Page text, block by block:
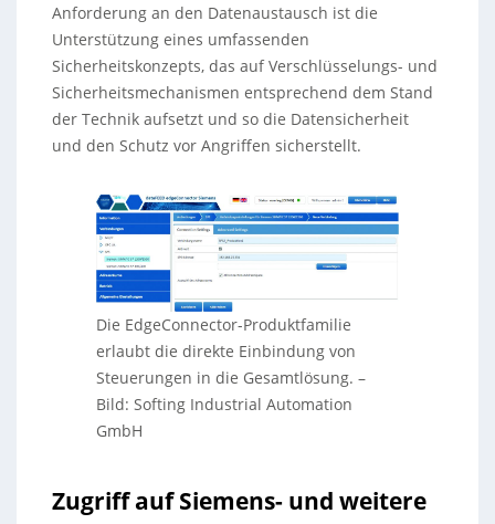
Anforderung an den Datenaustausch ist die
Unterstützung eines umfassenden
Sicherheitskonzepts, das auf Verschlüsselungs- und
Sicherheitsmechanismen entsprechend dem Stand
der Technik aufsetzt und so die Datensicherheit
und den Schutz vor Angriffen sicherstellt.
Die EdgeConnector-Produktfamilie
erlaubt die direkte Einbindung von
Steuerungen in die Gesamtlösung. –
Bild: Softing Industrial Automation
GmbH
Zugriff auf Siemens- und weitere